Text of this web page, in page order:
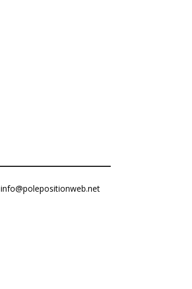
info@polepositionweb.net